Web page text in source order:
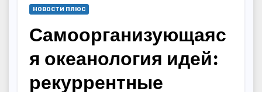
НОВОСТИ ПЛЮС
Самоорганизующаяс
я океанология идей:
рекуррентные